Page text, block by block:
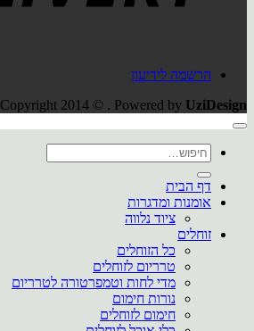
הרשמה לידיעון
Copyright 2014 © . Powered by UziDesign
חיפוש
עבור:
דף הבית
אומנות ומדגרות
ציוד נלווה
זוחלים
כל הזוחלים
טרריום לזוחלים
מדי לחות וטמפרטורה לטרריום
נורות חימום
חימום לזוחלים